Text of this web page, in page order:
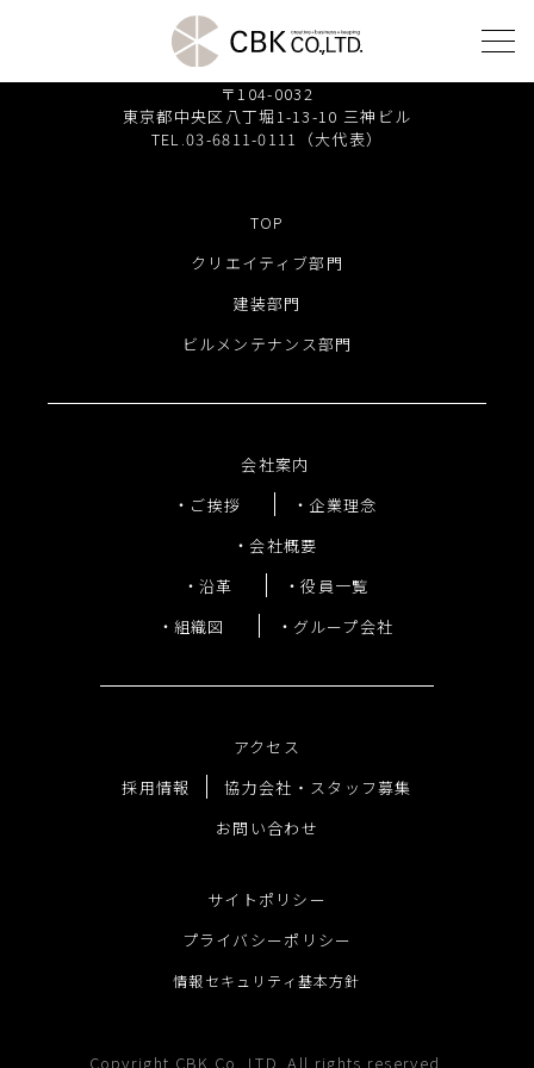
ビルメンテナンス部門
会社案内
組織図
協力会社・スタッフ募集
お問い合わせ
株式会社 シービーケー
〒104-0032
東京都中央区八丁堀1-13-10 三神ビル
TEL.03-6811-0111（大代表）
TOP
クリエイティブ部門
建装部門
ビルメンテナンス部門
会社案内
ご挨拶
企業理念
会社概要
沿革
役員一覧
組織図
グループ会社
アクセス
採用情報
協力会社・スタッフ募集
お問い合わせ
サイトポリシー
プライバシーポリシー
情報セキュリティ基本方針
Copyright CBK Co.,LTD. All rights reserved.